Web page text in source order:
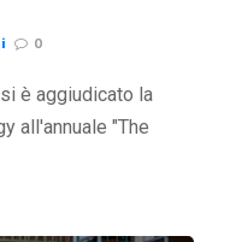
0
è aggiudicato la
all'annuale "The